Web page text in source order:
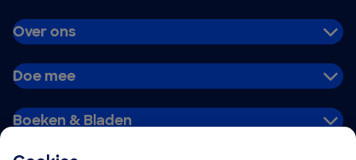
Over ons
Doe mee
Boeken & Bladen